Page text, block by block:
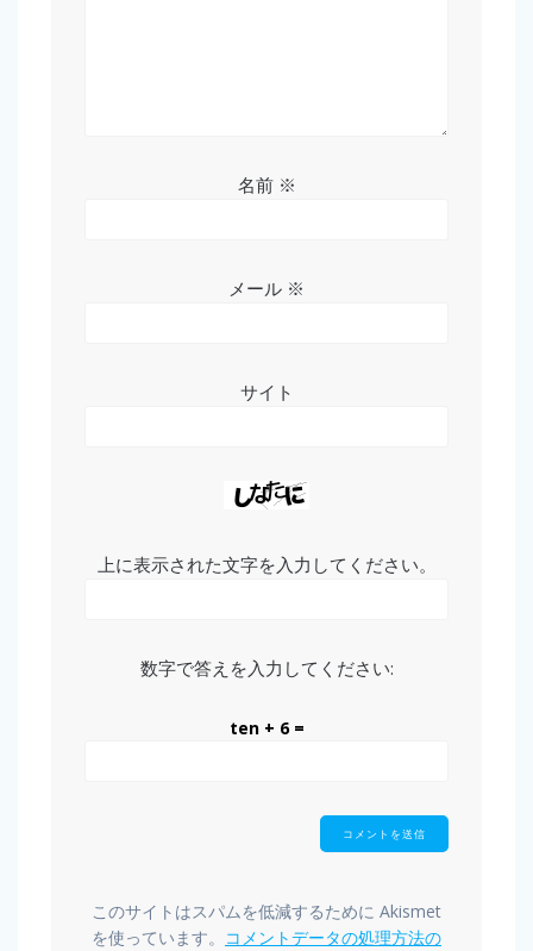
名前 ※
メール ※
サイト
上に表示された文字を入力してください。
数字で答えを入力してください:
ten + 6 =
このサイトはスパムを低減するために Akismet
を使っています。 コメントデータの処理方法の